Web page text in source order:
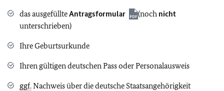
das ausgefüllteAntragsformular (noch nicht
unterschrieben)
Ihre Geburtsurkunde
Ihren gültigen deutschen Pass oder Personalausweis
ggf.Nachweis über die deutsche Staatsangehörigkeit